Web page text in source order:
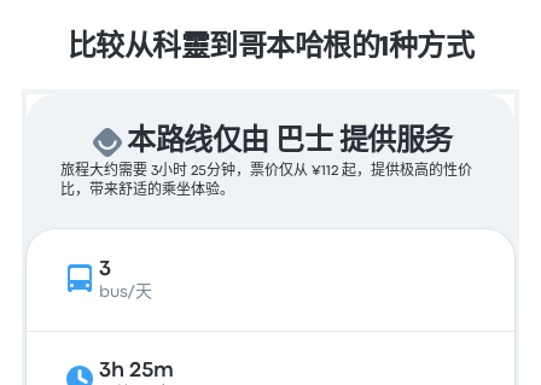
比较从科靈到哥本哈根的1种方式
本路线仅由 巴士 提供服务
旅程大约需要 3小时 25分钟，票价仅从 ¥112 起，提供极高的性价
比，带来舒适的乘坐体验。
3
bus/天
3h 25m